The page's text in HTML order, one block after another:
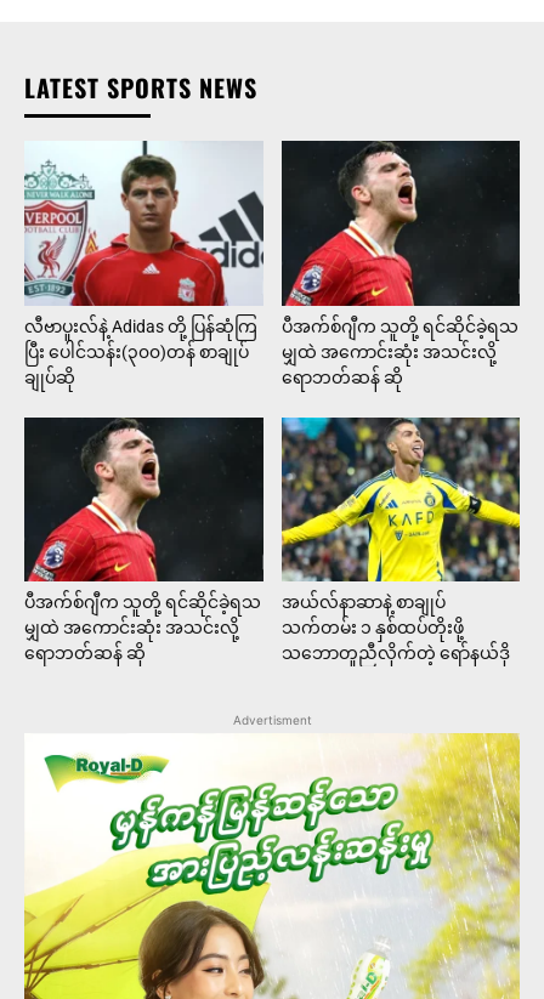
LATEST SPORTS NEWS
လီဗာပူးလ်နဲ့ Adidas တို့ ပြန်ဆုံကြ
ပြီး ပေါင်သန်း(၃၀၀)တန် စာချုပ်
ချုပ်ဆို
ပီအက်စ်ဂျီက သူတို့ ရင်ဆိုင်ခဲ့ရသ
မျှထဲ အကောင်းဆုံး အသင်းလို့
ရောဘတ်ဆန် ဆို
ပီအက်စ်ဂျီက သူတို့ ရင်ဆိုင်ခဲ့ရသ
မျှထဲ အကောင်းဆုံး အသင်းလို့
ရောဘတ်ဆန် ဆို
အယ်လ်နာဆာနဲ့ စာချုပ်
သက်တမ်း ၁ နှစ်ထပ်တိုးဖို့
သဘောတူညီလိုက်တဲ့ ရော်နယ်ဒို
Advertisment